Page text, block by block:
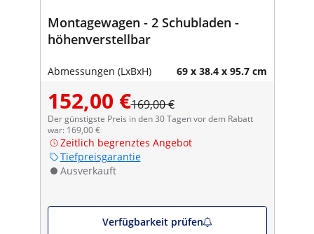
Montagewagen - 2 Schubladen -
höhenverstellbar
Abmessungen (LxBxH) 69 x 38.4 x 95.7 cm
152,00 €169,00 €
Der günstigste Preis in den 30 Tagen vor dem Rabatt
war: 169,00 €
Zeitlich begrenztes Angebot
Tiefpreisgarantie
Ausverkauft
Verfügbarkeit prüfen